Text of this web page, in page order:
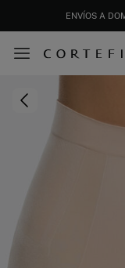
DESCARGA TU APP Y